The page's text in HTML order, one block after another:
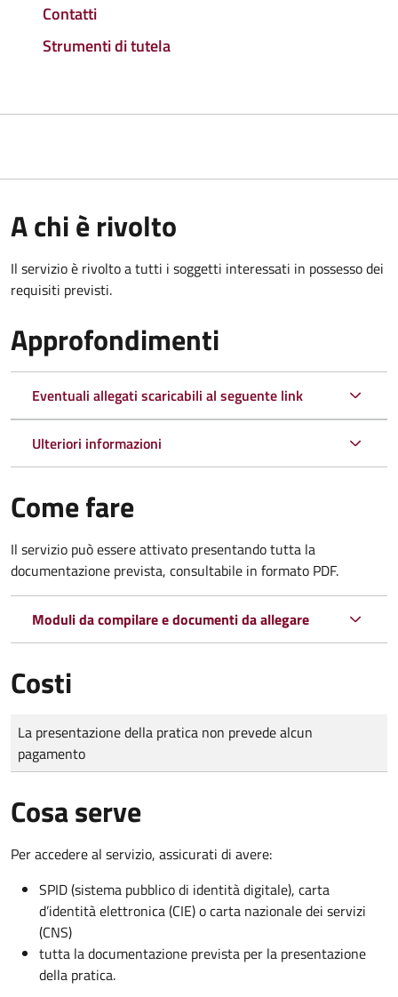
Contatti
Strumenti di tutela
A chi è rivolto
Il servizio è rivolto a tutti i soggetti interessati in possesso dei
requisiti previsti.
Approfondimenti
Eventuali allegati scaricabili al seguente link
Ulteriori informazioni
Come fare
Il servizio può essere attivato presentando tutta la
documentazione prevista, consultabile in formato PDF.
Moduli da compilare e documenti da allegare
Costi
Tipo di pagamento
Importo
La presentazione della pratica non prevede alcun
pagamento
Cosa serve
Per accedere al servizio, assicurati di avere:
SPID (sistema pubblico di identità digitale), carta
d’identità elettronica (CIE) o carta nazionale dei servizi
(CNS)
tutta la documentazione prevista per la presentazione
della pratica.